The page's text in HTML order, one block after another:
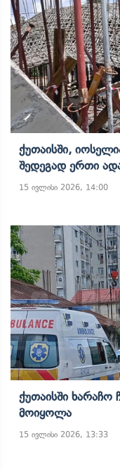
Ქუთაისში,
Შედეგად Ერთი
15 ივლისი 2026, 14:00
Ქუთაისში Ხარაჩო
Მოიყოლა
15 ივლისი 2026, 13:33